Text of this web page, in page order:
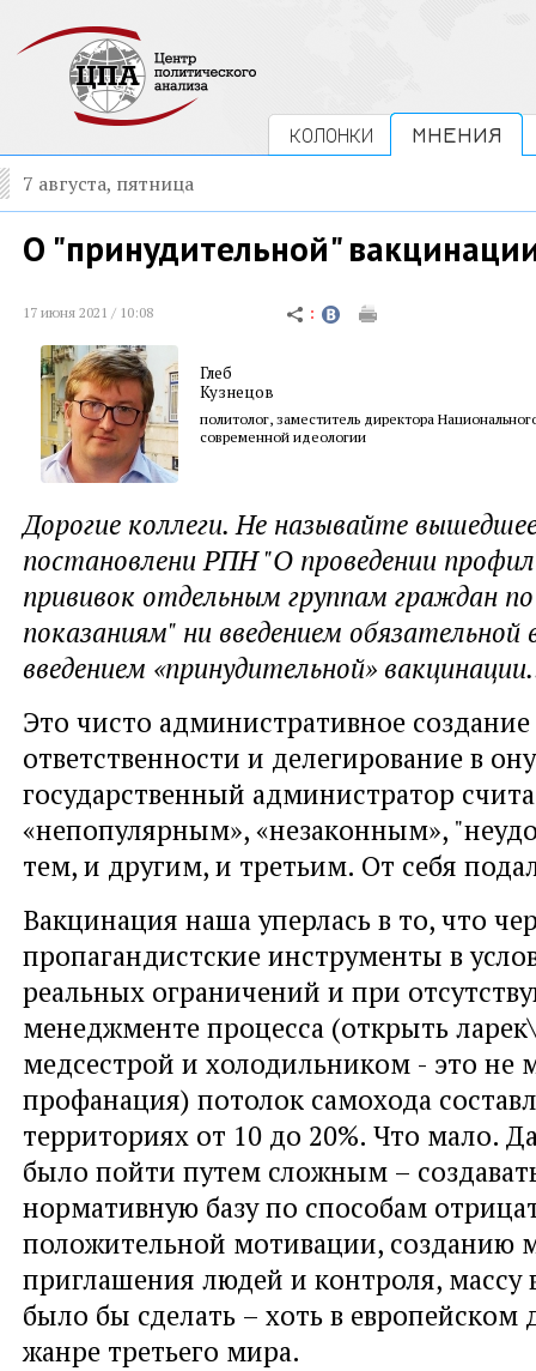
КОЛОНКИ МНЕНИЯ
7 августа, пятница
О "принудительной"
17 июня 2021 / 10:08
Глеб
Кузнецов
политолог, заместитель директора
современной идеологии
Дорогие коллеги. Не называйте
постановлени РПН "О проведении
прививок отдельным группам граждан
показаниям" ни введением обязательной
введением «принудительной»
Это чисто административное
ответственности и делегирование в
государственный администратор
«непопулярным», «незаконным»,
тем, и другим, и третьим. От себя
Вакцинация наша уперлась в то, что
пропагандистские инструменты в
реальных ограничений и при
менеджменте процесса (открыть
медсестрой и холодильником - это не
профанация) потолок самохода
территориях от 10 до 20%. Что мало.
было пойти путем сложным –
нормативную базу по способам
положительной мотивации, созданию
приглашения людей и контроля, массу
было бы сделать – хоть в европейском
жанре третьего мира.